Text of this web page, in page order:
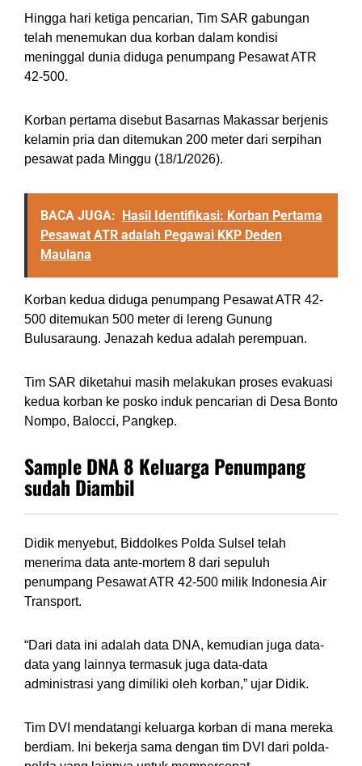
Hingga hari ketiga pencarian, Tim SAR gabungan
telah menemukan dua korban dalam kondisi
meninggal dunia diduga penumpang Pesawat ATR
42-500.
Korban pertama disebut Basarnas Makassar berjenis
kelamin pria dan ditemukan 200 meter dari serpihan
pesawat pada Minggu (18/1/2026).
BACA JUGA: Hasil Identifikasi: Korban Pertama
Pesawat ATR adalah Pegawai KKP Deden
Maulana
Korban kedua diduga penumpang Pesawat ATR 42-
500 ditemukan 500 meter di lereng Gunung
Bulusaraung. Jenazah kedua adalah perempuan.
Tim SAR diketahui masih melakukan proses evakuasi
kedua korban ke posko induk pencarian di Desa Bonto
Nompo, Balocci, Pangkep.
Sample DNA 8 Keluarga Penumpang
sudah Diambil
Didik menyebut, Biddolkes Polda Sulsel telah
menerima data ante-mortem 8 dari sepuluh
penumpang Pesawat ATR 42-500 milik Indonesia Air
Transport.
“Dari data ini adalah data DNA, kemudian juga data-
data yang lainnya termasuk juga data-data
administrasi yang dimiliki oleh korban,” ujar Didik.
Tim DVI mendatangi keluarga korban di mana mereka
berdiam. Ini bekerja sama dengan tim DVI dari polda-